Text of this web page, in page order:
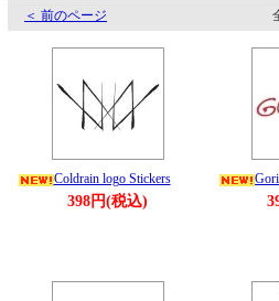
＜ 前のページ
Coldrain logo Stickers
398円(税込)